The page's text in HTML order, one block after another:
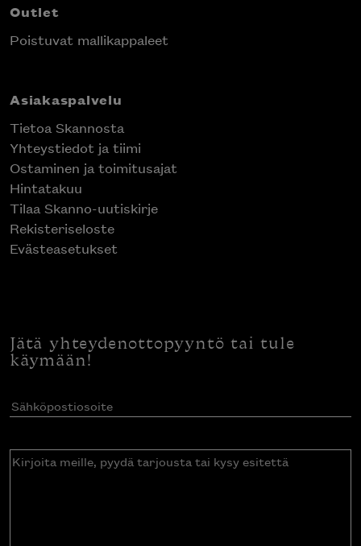
Outlet
Poistuvat mallikappaleet
Asiakaspalvelu
Tietoa Skannosta
Yhteystiedot ja tiimi
Ostaminen ja toimitusajat
Hintatakuu
Tilaa Skanno-uutiskirje
Rekisteriseloste
Evästeasetukset
Jätä yhteydenottopyyntö tai tule
käymään!
Sähköpostiosoite(Pakollinen)
Kirjoita